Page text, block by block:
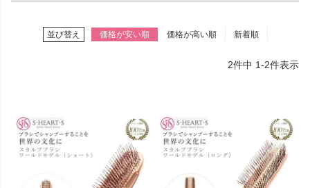
並び替え 価格が安い順 価格が高い順 新着順
2件中 1-2件表示